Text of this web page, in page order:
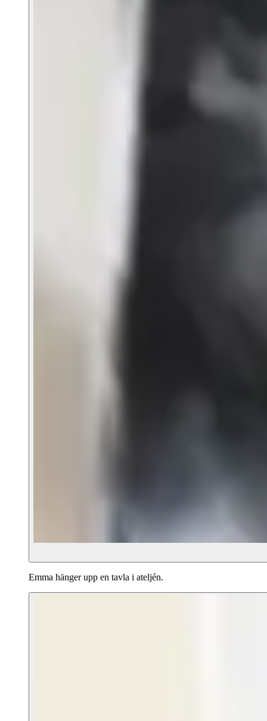
Emma hänger upp en tavla i ateljén.